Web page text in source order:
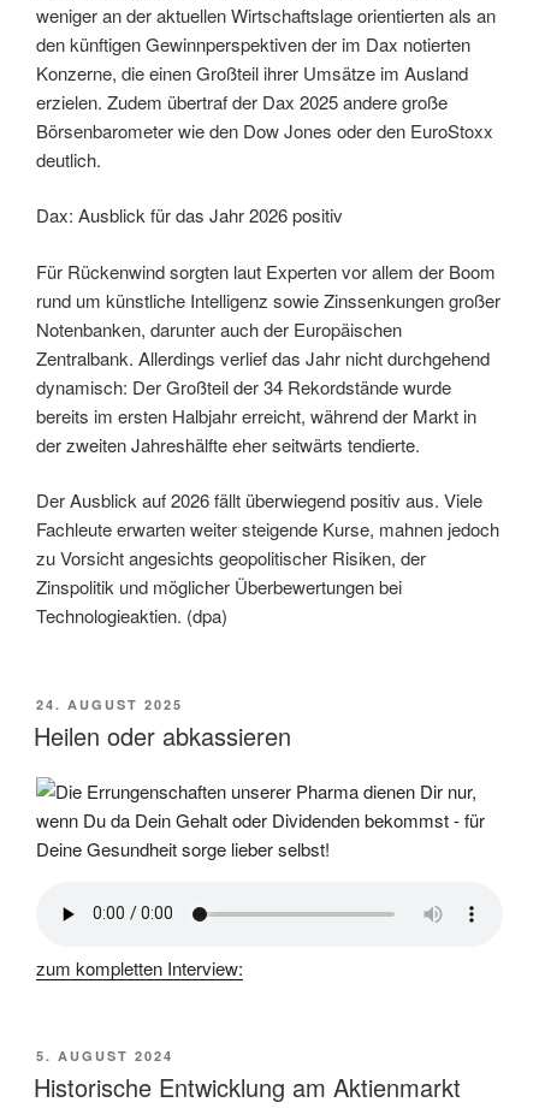
weniger an der aktuellen Wirtschaftslage orientierten als an
den künftigen Gewinnperspektiven der im Dax notierten
Konzerne, die einen Großteil ihrer Umsätze im Ausland
erzielen. Zudem übertraf der Dax 2025 andere große
Börsenbarometer wie den Dow Jones oder den EuroStoxx
deutlich.
Dax: Ausblick für das Jahr 2026 positiv
Für Rückenwind sorgten laut Experten vor allem der Boom
rund um künstliche Intelligenz sowie Zinssenkungen großer
Notenbanken, darunter auch der Europäischen
Zentralbank. Allerdings verlief das Jahr nicht durchgehend
dynamisch: Der Großteil der 34 Rekordstände wurde
bereits im ersten Halbjahr erreicht, während der Markt in
der zweiten Jahreshälfte eher seitwärts tendierte.
Der Ausblick auf 2026 fällt überwiegend positiv aus. Viele
Fachleute erwarten weiter steigende Kurse, mahnen jedoch
zu Vorsicht angesichts geopolitischer Risiken, der
Zinspolitik und möglicher Überbewertungen bei
Technologieaktien. (dpa)
VERÖFFENTLICHT
AM
24. AUGUST 2025
Heilen oder abkassieren
zum kompletten Interview:
VERÖFFENTLICHT
AM
5. AUGUST 2024
Historische Entwicklung am Aktienmarkt